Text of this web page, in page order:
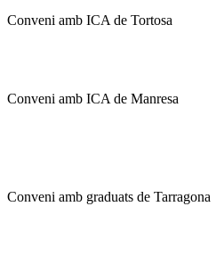
Conveni amb ICA de Tortosa
Conveni amb ICA de Manresa
Conveni amb graduats de Tarragona